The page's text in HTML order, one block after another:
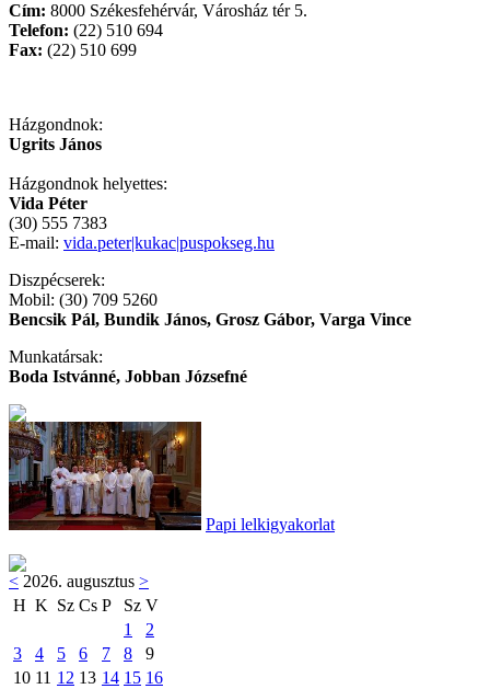
Cím: 8000 Székesfehérvár, Városház tér 5.
Telefon: (22) 510 694
Fax: (22) 510 699
Házgondnok:
Ugrits János
Házgondnok helyettes:
Vida Péter
(30) 555 7383
E-mail: vida.peter|kukac|puspokseg.hu
Diszpécserek:
Mobil: (30) 709 5260
Bencsik Pál, Bundik János, Grosz Gábor, Varga Vince
Munkatársak:
Boda Istvánné, Jobban Józsefné
Papi lelkigyakorlat
< 2026. augusztus >
H K Sz Cs P Sz V
1
2
3
4 5 6 7 8
9
10 11 12 13 14 15 16